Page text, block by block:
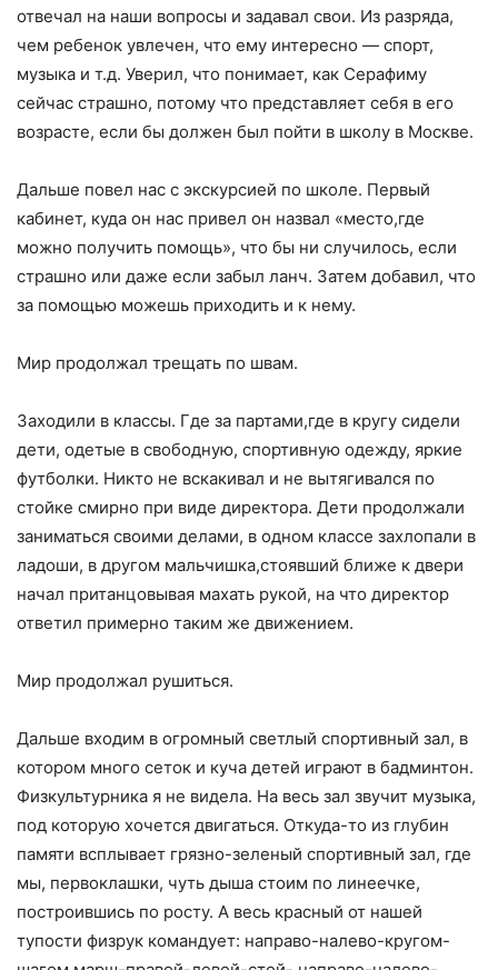
отвечал на наши вопросы и задавал свои. Из разряда,
чем ребенок увлечен, что ему интересно — спорт,
музыка и т.д. Уверил, что понимает, как Серафиму
сейчас страшно, потому что представляет себя в его
возрасте, если бы должен был пойти в школу в Москве.
Дальше повел нас с экскурсией по школе. Первый
кабинет, куда он нас привел он назвал «место,где
можно получить помощь», что бы ни случилось, если
страшно или даже если забыл ланч. Затем добавил, что
за помощью можешь приходить и к нему.
Мир продолжал трещать по швам.
Заходили в классы. Где за партами,где в кругу сидели
дети, одетые в свободную, спортивную одежду, яркие
футболки. Никто не вскакивал и не вытягивался по
стойке смирно при виде директора. Дети продолжали
заниматься своими делами, в одном классе захлопали в
ладоши, в другом мальчишка,стоявший ближе к двери
начал пританцовывая махать рукой, на что директор
ответил примерно таким же движением.
Мир продолжал рушиться.
Дальше входим в огромный светлый спортивный зал, в
котором много сеток и куча детей играют в бадминтон.
Физкультурника я не видела. На весь зал звучит музыка,
под которую хочется двигаться. Откуда-то из глубин
памяти всплывает грязно-зеленый спортивный зал, где
мы, первоклашки, чуть дыша стоим по линеечке,
построившись по росту. А весь красный от нашей
тупости физрук командует: направо-налево-кругом-